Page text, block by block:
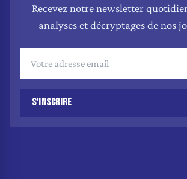
Recevez notre newsletter
analyses et décryptages de nos
S'INSCRIRE